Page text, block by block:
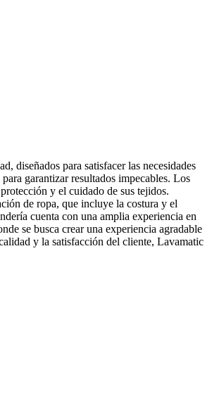
diseñados para satisfacer las necesidades
garantizar resultados impecables. Los
y el cuidado de sus tejidos.
de ropa, que incluye la costura y el
cuenta con una amplia experiencia en
se busca crear una experiencia agradable
y la satisfacción del cliente, Lavamatic